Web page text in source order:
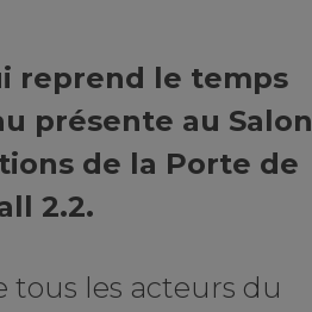
reprend le temps
présente au Salon
de la Porte de
2.2.
tous les acteurs du